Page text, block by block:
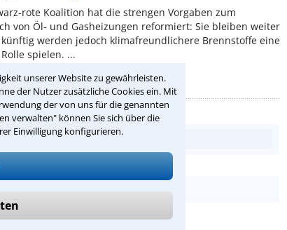
unserer Website zu gewährleisten.
der Nutzer zusätzliche Cookies ein. Mit
der von uns für die genannten
verwalten" können Sie sich über die
Einwilligung konfigurieren.
rote Koalition hat die strengen Vorgaben zum
von Öl‑ und Gasheizungen reformiert: Sie bleiben weiter
werden jedoch klimafreundlichere Brennstoffe eine
spielen. ...